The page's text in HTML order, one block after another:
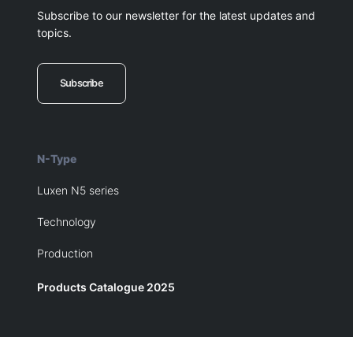
Subscribe to our newsletter for the latest updates and
topics.
Subscribe
N-Type
Luxen N5 series
Technology
Production
Products Catalogue 2025